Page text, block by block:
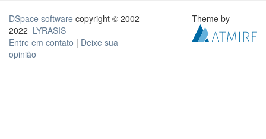
DSpace software copyright © 2002-
2022 LYRASIS
Entre em contato | Deixe sua
opinião
Theme by